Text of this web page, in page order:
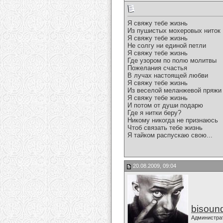
Я свяжу тебе жизнь
Из пушистых мохеровых ниток
Я свяжу тебе жизнь
Не солгу ни единой петли
Я свяжу тебе жизнь
Где узором по полю молитвы
Пожелания счастья
В лучах настоящей любви
Я свяжу тебе жизнь
Из веселой меланжевой пряжи
Я свяжу тебе жизнь
И потом от души подарю
Где я нитки беру?
Никому никогда не признаюсь
Чтоб связать тебе жизнь
Я тайком распускаю свою...
20.08.2009, 09:04